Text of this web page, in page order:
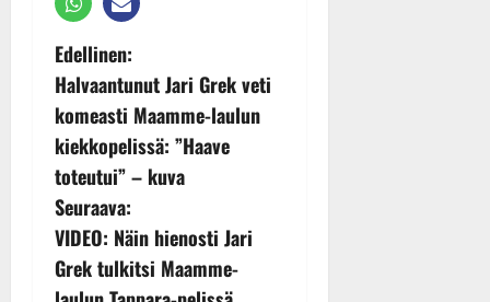
P
o
s
t
n
a
Edellinen:
Halvaantunut Jari Grek veti
komeasti Maamme-laulun
kiekkopelissä: ”Haave
toteutui” – kuva
Seuraava:
VIDEO: Näin hienosti Jari
Grek tulkitsi Maamme-